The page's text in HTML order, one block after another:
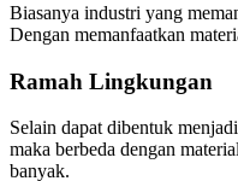
Biasanya industri yang
Dengan memanfaatkan
Ramah Lingkungan
Selain dapat dibentuk
maka berbeda dengan
banyak.